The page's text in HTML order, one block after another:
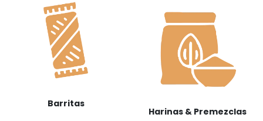
Barritas
Harinas & Premezclas